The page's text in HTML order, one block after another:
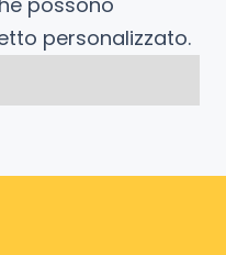
personalizzato.